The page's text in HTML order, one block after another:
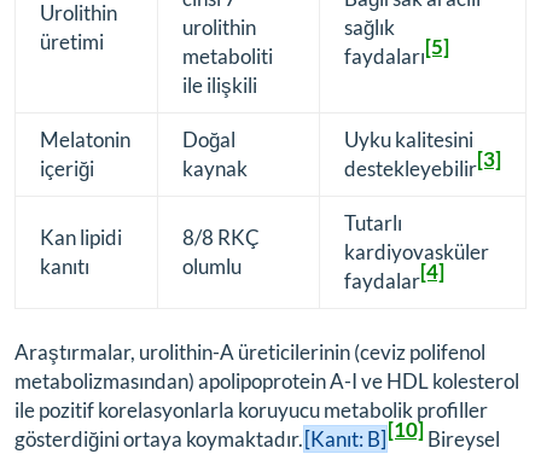
Urolithin
üretimi
urolithin
metaboliti
ile ilişkili
sağlık
faydaları[5]
Melatonin
içeriği
Doğal
kaynak
Uyku kalitesini
destekleyebilir[3]
Kan lipidi
kanıtı
8/8 RKÇ
olumlu
Tutarlı
kardiyovasküler
faydalar[4]
Araştırmalar, urolithin-A üreticilerinin (ceviz polifenol
metabolizmasından) apolipoprotein A-I ve HDL kolesterol
ile pozitif korelasyonlarla koruyucu metabolik profiller
gösterdiğini ortaya koymaktadır.[Kanıt: B][10]Bireysel